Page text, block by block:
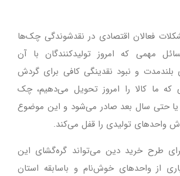
فعالان اقتصادی در نقدشوندگی چک‌ها
مهمی که امروز تولیدکنندگان با آن
بلندمدت و نبود نقدینگی کافی برای گردش
که ما کالا را امروز تحویل می‌دهیم، چک
یا حتی سال بعد صادر می‌شود و این موضوع
واحدهای تولیدی را قفل می‌کند.
طرح خرید دین می‌تواند گره‌گشای این
از واحدهای خوش‌نام و باسابقه استان